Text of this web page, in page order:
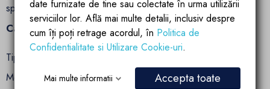
spatiu modern si elegant, pe care il veti adora zi de zi.
Caracteristici tehnice:
Tip baterie: lavoar
Montaj: pe lavoar
date furnizate de tine sau colectate în urma utilizării
serviciilor lor. Află mai multe detalii, inclusiv despre
cum îți poți retrage acordul, în Politica de
Confidentialitate si Utilizare Cookie-uri.
Mai multe informatii Accepta toate